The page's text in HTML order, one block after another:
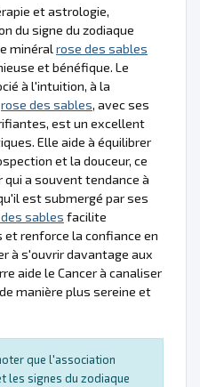
et astrologie,
du signe du zodiaque
minéral rose des sables
et bénéfique. Le
à l'intuition, à la
rose des sables, avec ses
est un excellent
Elle aide à équilibrer
et la douceur, ce
qui a souvent tendance à
est submergé par ses
sables facilite
renforce la confiance en
à s'ouvrir davantage aux
aide le Cancer à canaliser
manière plus sereine et
que l'association
les signes du zodiaque